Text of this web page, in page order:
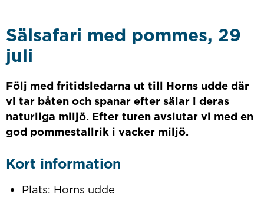
Sälsafari med pommes, 29
juli
Följ med fritidsledarna ut till Horns udde där
vi tar båten och spanar efter sälar i deras
naturliga miljö. Efter turen avslutar vi med en
god pommestallrik i vacker miljö.
Kort information
Plats: Horns udde